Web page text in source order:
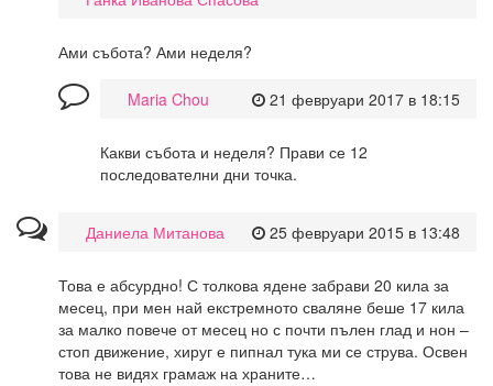
Ами събота? Ами неделя?
21 февруари 2017 в 18:15
Maria Chou
Какви събота и неделя? Прави се 12
последователни дни точка.
25 февруари 2015 в 13:48
Даниела Митанова
Това е абсурдно! С толкова ядене забрави 20 кила за
месец, при мен най екстремното сваляне беше 17 кила
за малко повече от месец но с почти пълен глад и нон –
стоп движение, хируг е пипнал тука ми се струва. Освен
това не видях грамаж на храните…